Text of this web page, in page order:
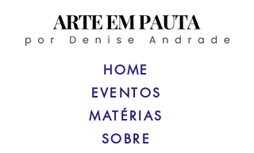
HOME
MATÉRIAS
SOBRE
EVENTOS